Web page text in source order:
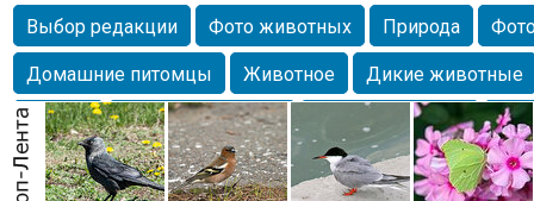
Выбор редакции Фото животных Природа
Домашние питомцы
Животное
Дикие животные
Собаки
Alexanderandronik Млекопитающие
Морда
Собачка Осень Портрет
Домашние